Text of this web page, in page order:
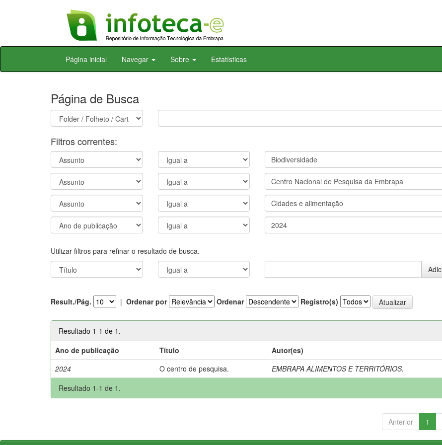
Skip
Página inicial Navegar Sobre Estatísticas
Página de Busca
Filtros correntes:
Utilizar filtros para refinar o resultado de busca.
Result./Pág. | Ordenar por Ordenar Registro(s)
Resultado 1-1 de 1.
Ano de publicação
Título
Autor(es)
2024
O centro de pesquisa.
EMBRAPA ALIMENTOS E TERRITÓRIOS.
Resultado 1-1 de 1.
Anterior 1